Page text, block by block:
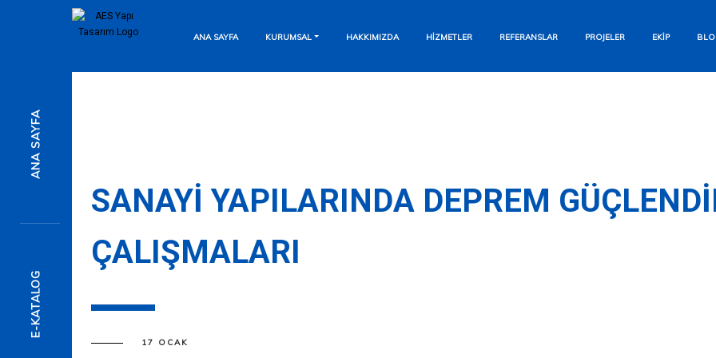
Bizi Arayın
Anında Mesaj Gönderin
info@aesyapi.com
ANA SAYFA KURUMSAL HAKKIMIZDA HIZMETLER REFERANSLAR PROJELER EKIP
SANAYI YAPILARINDA DEPREM
ÇALIŞMALARI
17 OCAK
E-KATALOG
ANA SAYFA